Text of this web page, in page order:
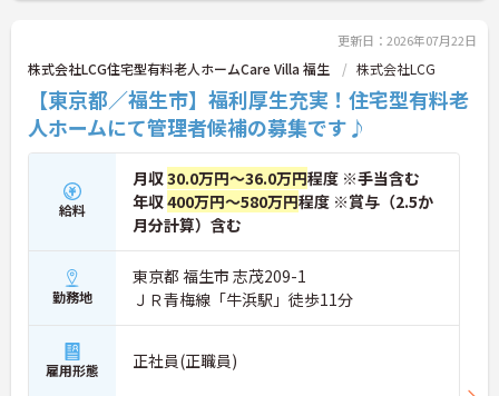
更新日：2026年07月22日
株式会社LCG住宅型有料老人ホームCare Villa 福生 株式会社LCG
【東京都／福生市】福利厚生充実！住宅型有料老
人ホームにて管理者候補の募集です♪
給料
月収30.0万円～36.0万円程度 ※手当含む
年収400万円～580万円程度 ※賞与（2.5か
月分計算）含む
勤務地
東京都 福生市 志茂209-1
ＪＲ青梅線「牛浜駅」徒歩11分
雇用形態 正社員(正職員)